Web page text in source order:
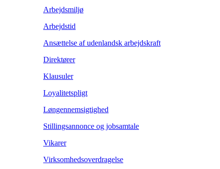
Arbejdsmiljø
Arbejdstid
Ansættelse af udenlandsk arbejdskraft
Direktører
Klausuler
Loyalitetspligt
Løngennemsigtighed
Stillingsannonce og jobsamtale
Vikarer
Virksomhedsoverdragelse